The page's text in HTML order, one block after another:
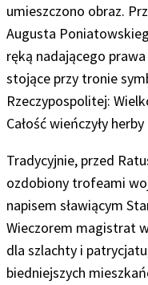
umieszczono obraz.
Augusta
ręką nadającego
stojące przy tronie
Rzeczypospolitej:
Całość wieńczyły
Tradycyjnie, przed
ozdobiony trofeami
napisem sławiącym
Wieczorem magistrat
dla szlachty i
biedniejszych